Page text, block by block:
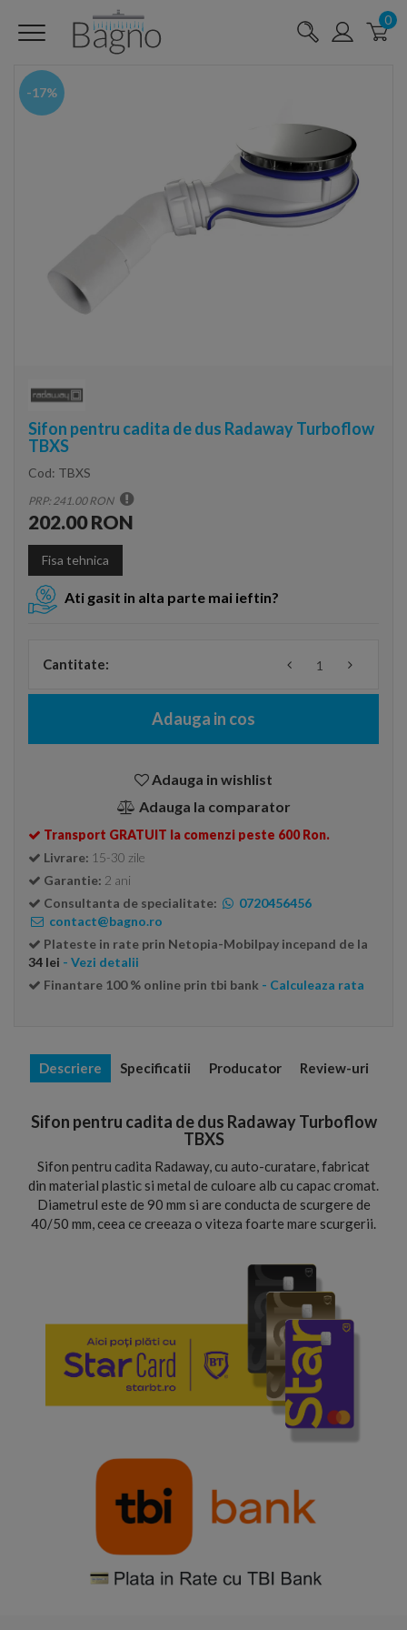
0
-17%
Sifon pentru cadita de dus Radaway Turboflow
TBXS
Cod: TBXS
PRP: 241.00 RON
202.00 RON
Fisa tehnica
Ati gasit in alta parte mai ieftin?
Cantitate:
Adauga in cos
Adauga in wishlist
Adauga la comparator
Transport GRATUIT la comenzi peste 600 Ron.
Livrare: 15-30 zile
Garantie: 2 ani
Consultanta de specialitate:
0720456456
contact@bagno.ro
Plateste in rate prin Netopia-Mobilpay incepand de la
34 lei - Vezi detalii
Finantare 100 % online prin tbi bank - Calculeaza rata
Descriere Specificatii Producator Review-uri
Sifon pentru cadita de dus Radaway Turboflow
TBXS
Sifon pentru cadita Radaway, cu auto-curatare, fabricat
din material plastic si metal de culoare alb cu capac cromat.
Diametrul este de 90 mm si are conducta de scurgere de
40/50 mm, ceea ce creeaza o viteza foarte mare scurgerii.